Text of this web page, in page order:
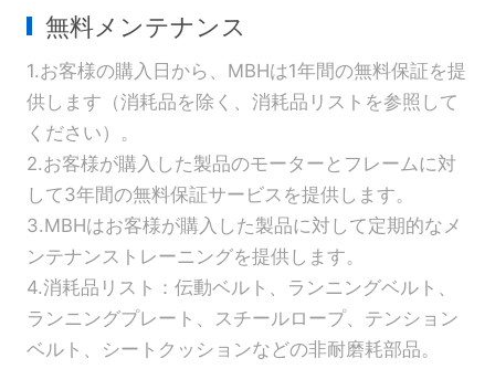
無料メンテナンス
1.お客様の購入日から、MBHは1年間の無料保証を提
供します（消耗品を除く、消耗品リストを参照して
ください）。
2.お客様が購入した製品のモーターとフレームに対
して3年間の無料保証サービスを提供します。
3.MBHはお客様が購入した製品に対して定期的なメ
ンテナンストレーニングを提供します。
4.消耗品リスト：伝動ベルト、ランニングベルト、
ランニングプレート、スチールロープ、テンション
ベルト、シートクッションなどの非耐磨耗部品。